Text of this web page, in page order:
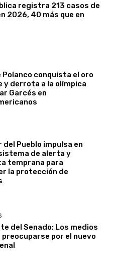
registra 213 casos de
2026, 40 más que en
Polanco conquista el oro
y derrota a la olímpica
Garcés en
del Pueblo impulsa en
de alerta y
temprana para
la protección de
del Senado: Los medios
preocuparse por el nuevo